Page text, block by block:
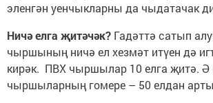
эленгән уенчыкларны да чыдатачак
Ничә елга җитәчәк? Гадәттә сатып
чыршының ничә ел хезмәт итүен дә
кирәк. ПВХ чыршылар 10 елга җитә. Ә
чыршыларның гомере – 50 елдан